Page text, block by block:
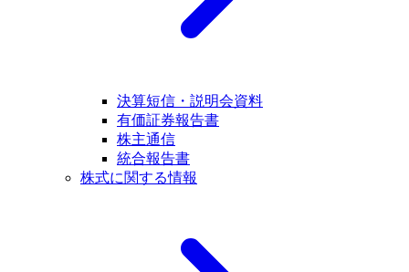
決算短信・説明会資料
有価証券報告書
株主通信
統合報告書
株式に関する情報